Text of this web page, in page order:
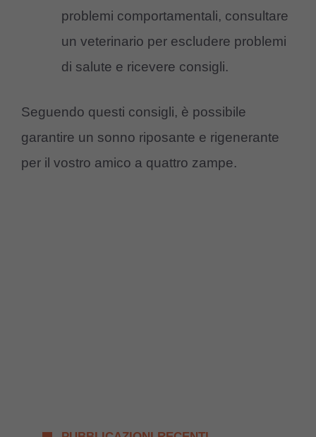
problemi comportamentali, consultare
un veterinario per escludere problemi
di salute e ricevere consigli.
Seguendo questi consigli, è possibile
garantire un sonno riposante e rigenerante
per il vostro amico a quattro zampe.